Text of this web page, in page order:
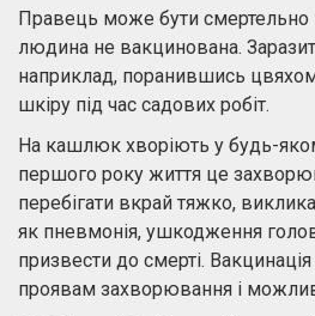
Правець може бути
людина не вакцинована.
наприклад, поранившись
шкіру під час садових робіт.
На кашлюк хворіють у будь-
першого року життя це
перебігати вкрай тяжко,
як пневмонія, ушкодження
призвести до смерті.
проявам захворювання і